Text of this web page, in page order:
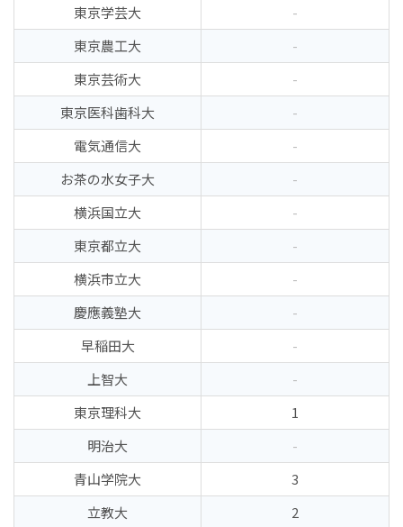
東京学芸大
-
東京農工大
-
東京芸術大
-
東京医科歯科大
-
電気通信大
-
お茶の水女子大
-
横浜国立大
-
東京都立大
-
横浜市立大
-
慶應義塾大
-
早稲田大
-
上智大
-
東京理科大
1
明治大
-
青山学院大
3
立教大
2